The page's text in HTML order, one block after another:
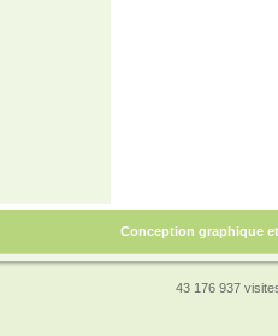
Conception graphique
43 176 937